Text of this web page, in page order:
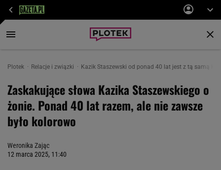
Plotek Relacje i związki Kazik Staszewski od ponad 40 lat jest z tą samą
Zaskakujące słowa Kazika Staszewskiego o
żonie. Ponad 40 lat razem, ale nie zawsze
było kolorowo
Weronika Zając
12 marca 2025, 11:40